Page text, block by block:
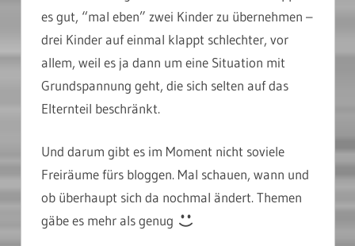
es gut, “mal eben” zwei Kinder zu übernehmen –
drei Kinder auf einmal klappt schlechter, vor
allem, weil es ja dann um eine Situation mit
Grundspannung geht, die sich selten auf das
Elternteil beschränkt.
Und darum gibt es im Moment nicht soviele
Freiräume fürs bloggen. Mal schauen, wann und
ob überhaupt sich da nochmal ändert. Themen
gäbe es mehr als genug